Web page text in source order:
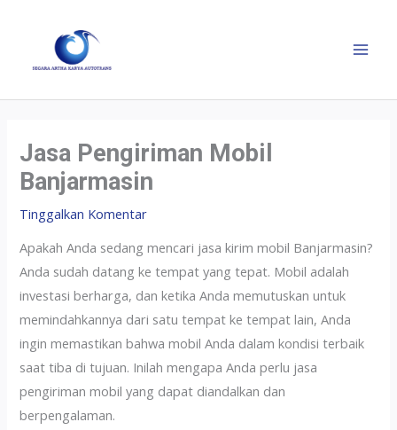
Jasa Pengiriman Mobil
Banjarmasin
Tinggalkan Komentar
Apakah Anda sedang mencari jasa kirim mobil Banjarmasin?
Anda sudah datang ke tempat yang tepat. Mobil adalah
investasi berharga, dan ketika Anda memutuskan untuk
memindahkannya dari satu tempat ke tempat lain, Anda
ingin memastikan bahwa mobil Anda dalam kondisi terbaik
saat tiba di tujuan. Inilah mengapa Anda perlu jasa
pengiriman mobil yang dapat diandalkan dan
berpengalaman.